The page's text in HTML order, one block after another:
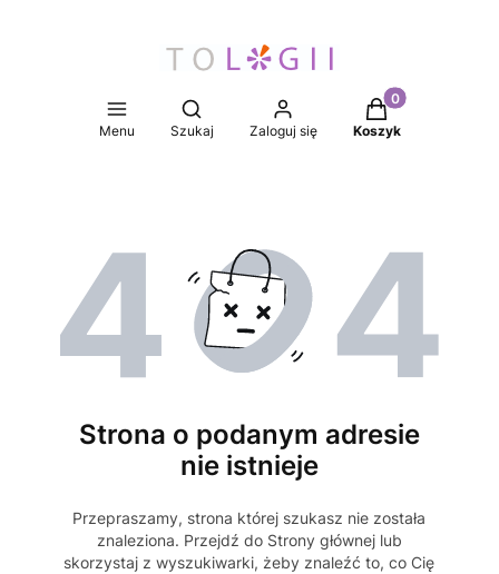
Menu
Otwórz wyszukiwarkę
Szukaj Zaloguj się
Produkty w
Koszyk
Strona o podanym adresie
nie istnieje
Przepraszamy, strona której szukasz nie została
znaleziona. Przejdź do Strony głównej lub
skorzystaj z wyszukiwarki, żeby znaleźć to, co Cię